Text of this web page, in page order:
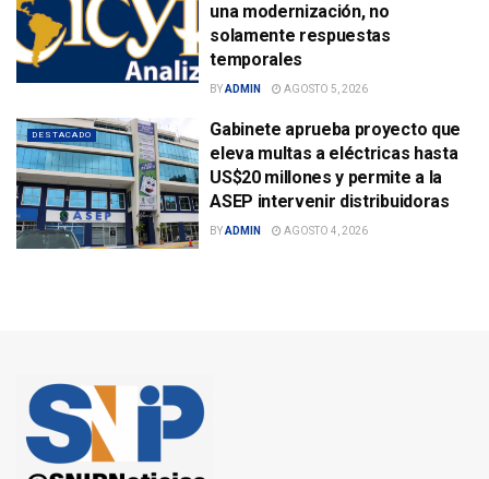
una modernización, no
solamente respuestas
temporales
BYADMIN AGOSTO 5, 2026
DESTACADO
Gabinete aprueba proyecto que
eleva multas a eléctricas hasta
US$20 millones y permite a la
ASEP intervenir distribuidoras
BYADMIN AGOSTO 4, 2026